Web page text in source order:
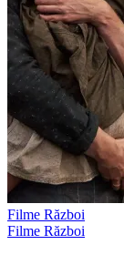
Filme Război
Filme Război